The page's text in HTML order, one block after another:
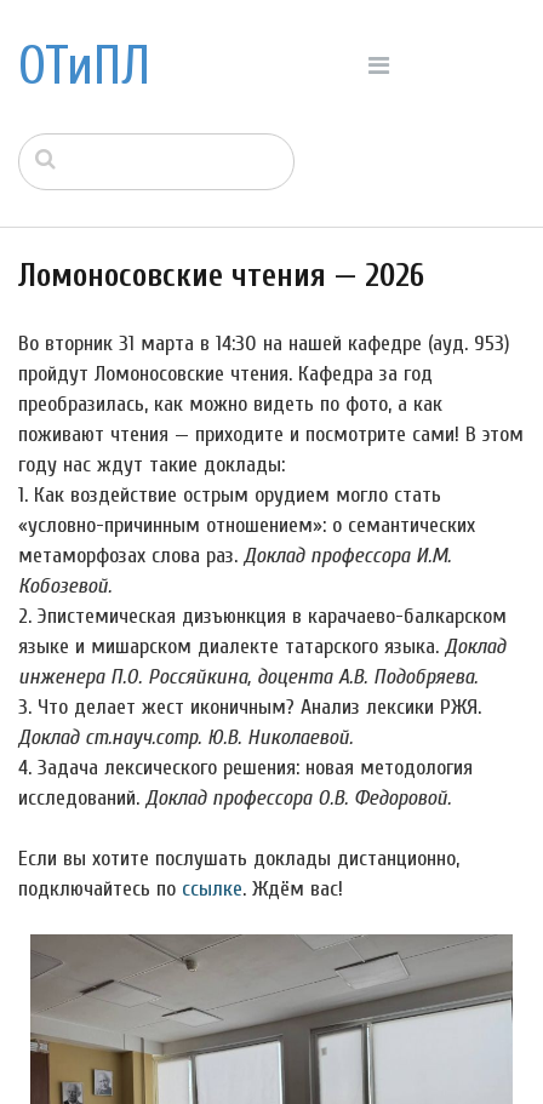
ОТиПЛ
Ломоносовские чтения — 2026
Во вторник 31 марта в 14:30 на нашей кафедре (ауд. 953)
пройдут Ломоносовские чтения. Кафедра за год
преобразилась, как можно видеть по фото, а как
поживают чтения — приходите и посмотрите сами! В этом
году нас ждут такие доклады:
1. Как воздействие острым орудием могло стать
«условно-причинным отношением»: о семантических
метаморфозах слова раз. Доклад профессора И.М.
Кобозевой.
2. Эпистемическая дизъюнкция в карачаево-балкарском
языке и мишарском диалекте татарского языка. Доклад
инженера П.О. Россяйкина, доцента А.В. Подобряева.
3. Что делает жест иконичным? Анализ лексики РЖЯ.
Доклад ст.науч.сотр. Ю.В. Николаевой.
4. Задача лексического решения: новая методология
исследований. Доклад профессора О.В. Федоровой.
Если вы хотите послушать доклады дистанционно,
подключайтесь по ссылке. Ждём вас!